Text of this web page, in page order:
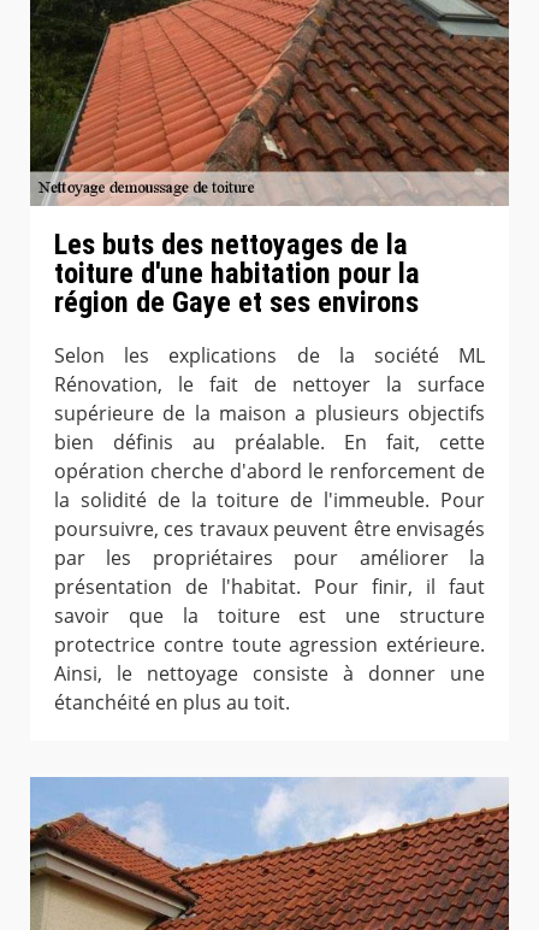
Les buts des nettoyages de la
toiture d'une habitation pour la
région de Gaye et ses environs
Selon les explications de la société ML
Rénovation, le fait de nettoyer la surface
supérieure de la maison a plusieurs objectifs
bien définis au préalable. En fait, cette
opération cherche d'abord le renforcement de
la solidité de la toiture de l'immeuble. Pour
poursuivre, ces travaux peuvent être envisagés
par les propriétaires pour améliorer la
présentation de l'habitat. Pour finir, il faut
savoir que la toiture est une structure
protectrice contre toute agression extérieure.
Ainsi, le nettoyage consiste à donner une
étanchéité en plus au toit.